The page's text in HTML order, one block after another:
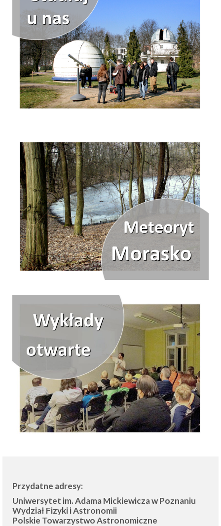
Przydatne adresy:
Uniwersytet im. Adama Mickiewicza w Poznaniu
Wydział Fizyki i Astronomii
Polskie Towarzystwo Astronomiczne